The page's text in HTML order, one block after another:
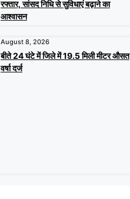
रफ्तार, सांसद निधि से सुविधाएं बढ़ाने का
आश्वासन
August 8, 2026
बीते 24 घंटे में जिले में 19.5 मिली मीटर औसत
वर्षा दर्ज